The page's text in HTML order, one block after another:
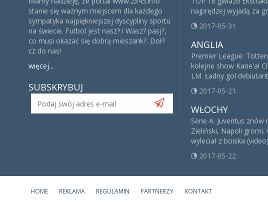
stanie się ważnym miejscem dla każdego
sympatyka najpiękniejszej dyscypliny sportu
na świecie. Futbol jest nasz? i Wasz? pasj?,
co musi okazać się dobrą mieszank?. Doł?
cz do nas!
więcej...
SUBSKRYBUJ
najprędzej wyjadą za
2017-05-31
ANGLIA
Premier League:
kolejne show Kane'a!
LM. Ładny gol
2017-05-21
WŁOCHY
Serie A: Juventus znów
Zieliński, Napoli gromi.
wyleciał z boiska (video)
2017-05-22
HOME REKLAMA REGULAMIN PARTNERZY KONTAKT